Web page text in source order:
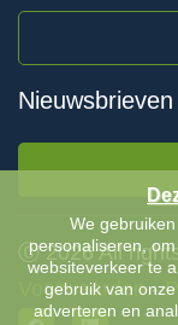
Nieuwsbrieven
Ⓒ 2026 All
Voorwaarden-
We
personaliseren,
websiteverkeer te
gebruik van
adverteren en